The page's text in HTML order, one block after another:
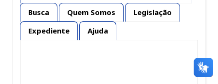
Busca
Quem Somos
Legislação
Expediente
Ajuda